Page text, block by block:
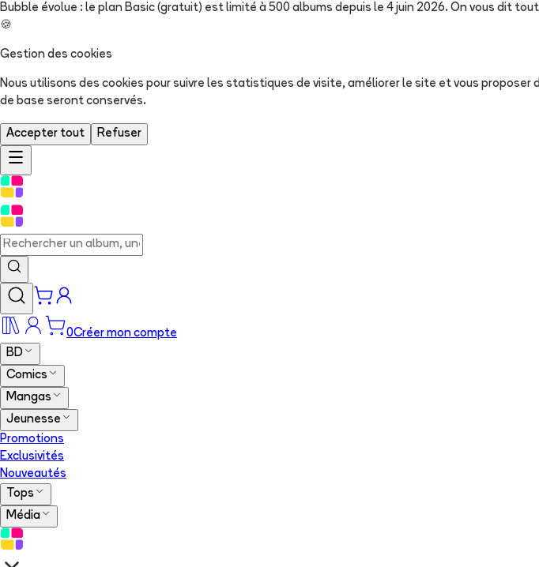
Bubble évolue : le plan Basic (gratuit) est limité à 500 albums depuis le 4 juin 2026. On vous dit
🍪
Gestion des cookies
Nous utilisons des cookies pour suivre les statistiques de visite, améliorer le site et vous
de base seront conservés.
Accepter tout Refuser
0Créer mon compte
BD
Comics
Mangas
Jeunesse
Promotions
Exclusivités
Nouveautés
Tops
Média